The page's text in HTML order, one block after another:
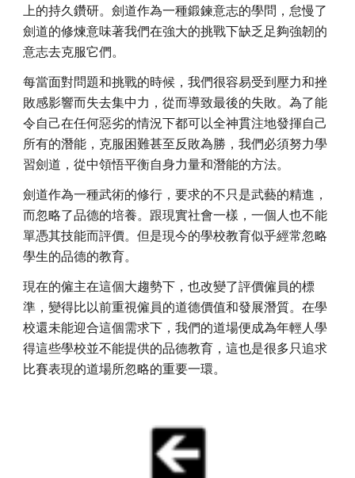
上的持久鑽研。劍道作為一種鍛鍊意志的學問，怠慢了
劍道的修煉意味著我們在強大的挑戰下缺乏足夠強韌的
意志去克服它們。
每當面對問題和挑戰的時候，我們很容易受到壓力和挫
敗感影響而失去集中力，從而導致最後的失敗。為了能
令自己在任何惡劣的情況下都可以全神貫注地發揮自己
所有的潛能，克服困難甚至反敗為勝，我們必須努力學
習劍道，從中領悟平衡自身力量和潛能的方法。
劍道作為一種武術的修行，要求的不只是武藝的精進，
而忽略了品德的培養。跟現實社會一樣，一個人也不能
單憑其技能而評價。但是現今的學校教育似乎經常忽略
學生的品德的教育。
現在的僱主在這個大趨勢下，也改變了評價僱員的標
準，變得比以前重視僱員的道德價值和發展潛質。在學
校還未能迎合這個需求下，我們的道場便成為年輕人學
得這些學校並不能提供的品德教育，這也是很多只追求
比賽表現的道場所忽略的重要一環。